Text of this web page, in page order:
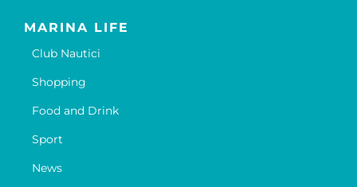
MARINA LIFE
Club Nautici
Shopping
Food and Drink
Sport
News